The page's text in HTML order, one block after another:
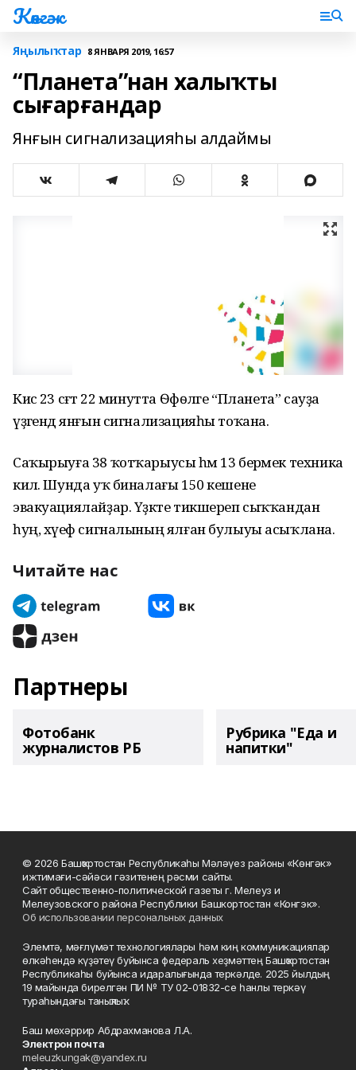
Көнгәк
Яңылыҡтар 8 ЯНВАРЯ 2019, 16:57
“Планета”нан халыҡты
сығарғандар
Янғын сигнализацияһы алдаймы
Кисә 23 сәғәт 22 минутта Ѳфѳләге “Планета” сауҙа
үҙәгендә янғын сигнализацияһы тоҡана.
Саҡырыуға 38 ҡотҡарыусы һәм 13 берәмек техника
килә. Шунда уҡ биналағы 150 кешене
эвакуациялайҙар. Үҙәкте тикшереп сыҡҡандан
һуң, хәүеф сигналының ялған булыуы асыҡлана.
Читайте нас
Партнеры
Фотобанк
журналистов РБ
Рубрика "Еда и
напитки"
© 2026 Башҡортостан Республикаһы Мәләүез районы «Көнгәк»
ижтимағи-сәйәси гәзитенең рәсми сайты.
Сайт общественно-политической газеты г. Мелеуз и
Мелеузовского района Республики Башкортостан «Конгэк».
Об использовании персональных данных
Элемтә, мәғлүмәт технологиялары һәм киң коммуникациялар
өлкәһендә күҙәтеү буйынса федераль хеҙмәттең Башҡортостан
Республикаһы буйынса идаралығында теркәлде. 2025 йылдың
19 майында бирелгән ПИ № ТУ 02-01832-се һанлы теркәү
тураһындағы таныҡлыҡ.
Баш мөхәррир Абдрахманова Л.А.
Электрон почта
meleuzkungak@yandex.ru